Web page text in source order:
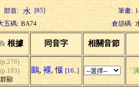
部首: [85] 筆畫:
五碼: BA74 倉頡碼:
& 根據 同音字 相關音節
(p.276)
(p.193)
顯
鶠, 褗,愝 [16..] 「